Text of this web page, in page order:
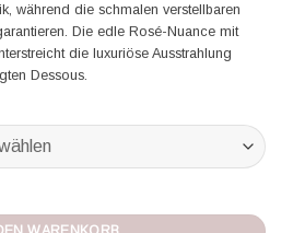
während die schmalen verstellbaren
Die edle Rosé-Nuance mit
die luxuriöse Ausstrahlung
Dessous.
rose a joue/canisse Menge